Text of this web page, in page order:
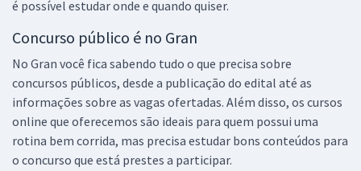
é possível estudar onde e quando quiser.
Concurso público é no Gran
No Gran você fica sabendo tudo o que precisa sobre
concursos públicos, desde a publicação do edital até as
informações sobre as vagas ofertadas. Além disso, os cursos
online que oferecemos são ideais para quem possui uma
rotina bem corrida, mas precisa estudar bons conteúdos para
o concurso que está prestes a participar.